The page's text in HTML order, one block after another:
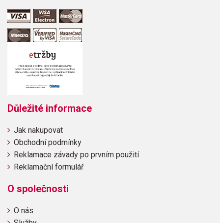
Důležité informace
Jak nakupovat
Obchodní podmínky
Reklamace závady po prvním použití
Reklamační formulář
O společnosti
O nás